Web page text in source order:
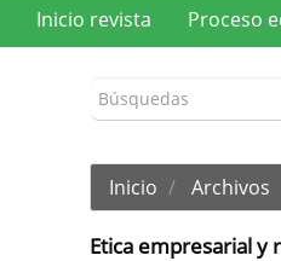
Inicio revista Proceso
Inicio Archivos
Etica empresarial y